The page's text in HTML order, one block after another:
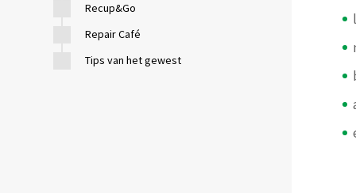
Recup&Go
Repair Café
Tips van het gewest